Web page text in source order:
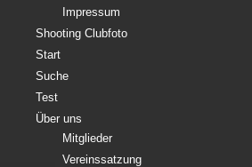
Impressum
Shooting Clubfoto
Start
Suche
Test
Über uns
Mitglieder
Vereinssatzung